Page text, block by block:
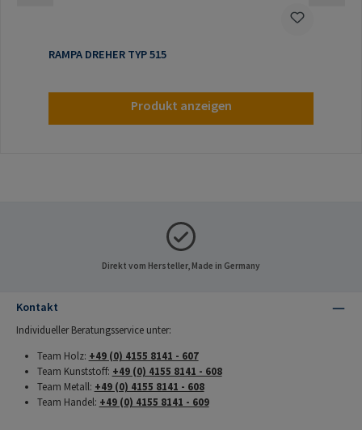
RAMPA DREHER TYP 515
Produkt anzeigen
Direkt vom Hersteller, Made in Germany
Kontakt
Individueller Beratungsservice unter:
Team Holz: +49 (0) 4155 8141 - 607
Team Kunststoff: +49 (0) 4155 8141 - 608
Team Metall: +49 (0) 4155 8141 - 608
Team Handel: +49 (0) 4155 8141 - 609